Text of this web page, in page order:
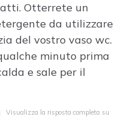
Otterrete un
da utilizzare
del vostro vaso wc.
minuto prima
e sale per il
Visualizza la risposta completa su